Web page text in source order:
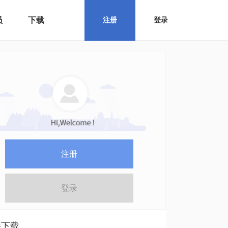
下载 注册 登录
注册
登录
载